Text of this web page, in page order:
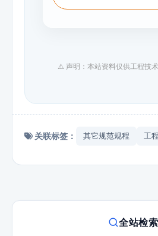
⚠️ 声明：本站资料仅供工程技
关联标签： 其它规范规程 工
全站检索